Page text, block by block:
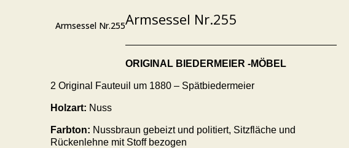
Armsessel Nr.255Armsessel Nr.255
ORIGINAL BIEDERMEIER -MÖBEL
2 Original Fauteuil um 1880 – Spätbiedermeier
Holzart: Nuss
Farbton: Nussbraun gebeizt und politiert, Sitzfläche und
Rückenlehne mit Stoff bezogen